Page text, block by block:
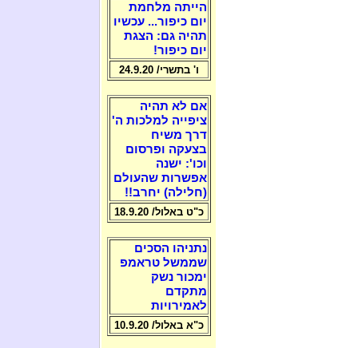
הייתה מלחמת
יום כיפור... עכשיו
תהיה גם: הצגת
יום כיפור!
ו' בתשרי/ 24.9.20
אם לא תהיה
ציפייה למלכות ה'
דרך משיח
בצעקה ופרסום
וכו': ישנה
אפשרות שהעולם
(חלילה) יחרב!!
כ"ט באלול/ 18.9.20
נתניהו הסכים
שממשל טראמפ
ימכור נשק
מתקדם
לאמירויות
כ"א באלול/ 10.9.20